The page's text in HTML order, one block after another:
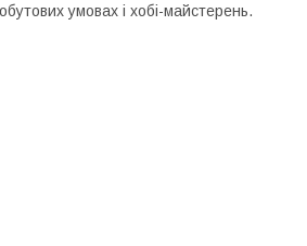
умовах і хобі-майстерень.